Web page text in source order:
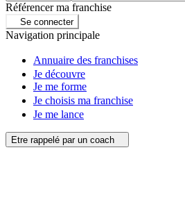
Référencer ma franchise
Se connecter
Navigation principale
Annuaire des franchises
Je découvre
Je me forme
Je choisis ma franchise
Je me lance
Etre rappelé par un coach